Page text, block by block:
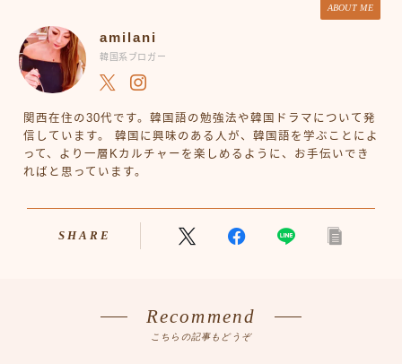
ABOUT ME
amilani
韓国系ブロガー
関西在住の30代です。韓国語の勉強法や韓国ドラマについて発
信しています。 韓国に興味のある人が、韓国語を学ぶことによ
って、より一層Kカルチャーを楽しめるように、お手伝いでき
ればと思っています。
SHARE
Recommend
こちらの記事もどうぞ